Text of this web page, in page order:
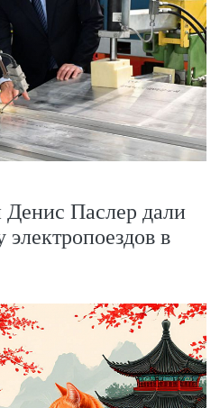
Паслер дали
электропоездов в